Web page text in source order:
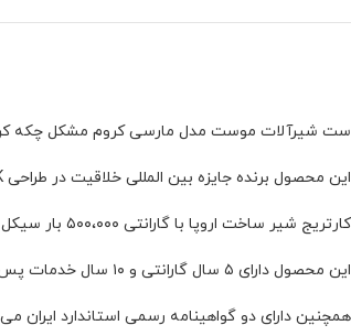
ست شیرآلات موست مدل مارسی کروم مشکل چکه کردن
این محصول برنده جایزه بین المللى خلاقیت در طراحى KAPOKدر سال ۲۰۱۰ است.
کارتریج شیر ساخت اروپا با گارانتى ۵۰۰،۰۰۰ بار سیکل باز و بسته شدن شیر است.
این محصول دارای ۵ سال گارانتی و ۱۰ سال خدمات پس از فروش است .
همچنین داراى دو گواهینامه رسمى استاندارد ایران